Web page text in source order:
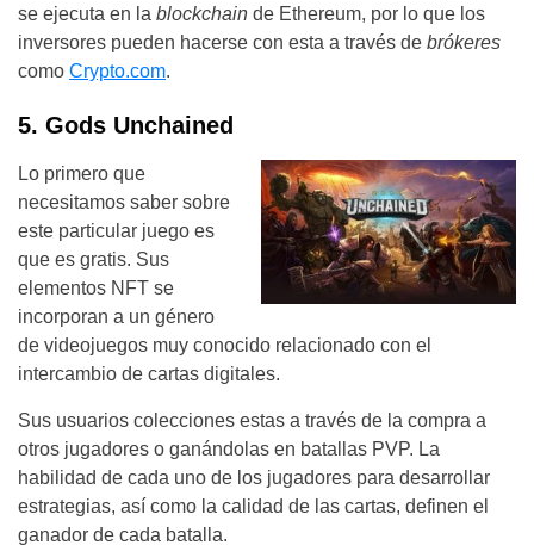
se ejecuta en la blockchain de Ethereum, por lo que los
inversores pueden hacerse con esta a través de brókeres
como Crypto.com.
5. Gods Unchained
Lo primero que
necesitamos saber sobre
este particular juego es
que es gratis. Sus
elementos NFT se
incorporan a un género
de videojuegos muy conocido relacionado con el
intercambio de cartas digitales.
Sus usuarios colecciones estas a través de la compra a
otros jugadores o ganándolas en batallas PVP. La
habilidad de cada uno de los jugadores para desarrollar
estrategias, así como la calidad de las cartas, definen el
ganador de cada batalla.